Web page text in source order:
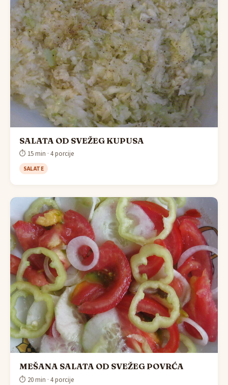
SALATA OD SVEŽEG KUPUSA
⏱ 15 min · 4 porcije
SALATE
MEŠANA SALATA OD SVEŽEG POVRĆA
⏱ 20 min · 4 porcije